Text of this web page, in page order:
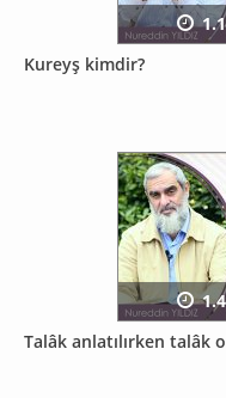
Kureyş kimdir?
Talâk anlatılırken talâk